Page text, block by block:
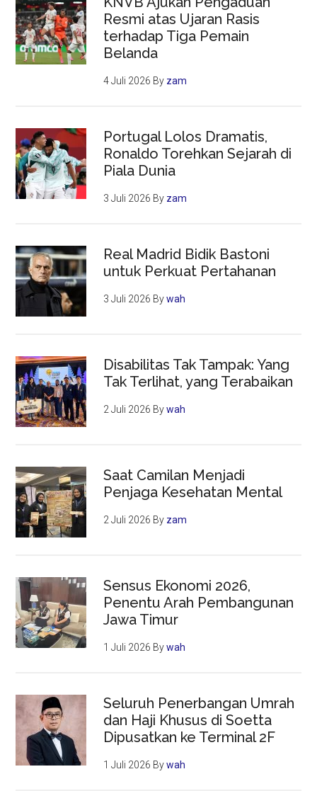
Resmi atas Ujaran Rasis
terhadap Tiga Pemain
Belanda
4 Juli 2026 By zam
Portugal Lolos Dramatis,
Ronaldo Torehkan Sejarah di
Piala Dunia
3 Juli 2026 By zam
Real Madrid Bidik Bastoni
untuk Perkuat Pertahanan
3 Juli 2026 Bywah
Disabilitas Tak Tampak: Yang
Tak Terlihat, yang Terabaikan
2 Juli 2026 Bywah
Saat Camilan Menjadi
Penjaga Kesehatan Mental
2 Juli 2026 By zam
Sensus Ekonomi 2026,
Penentu Arah Pembangunan
Jawa Timur
1 Juli 2026 Bywah
Seluruh Penerbangan Umrah
dan Haji Khusus di Soetta
Dipusatkan ke Terminal 2F
1 Juli 2026 Bywah